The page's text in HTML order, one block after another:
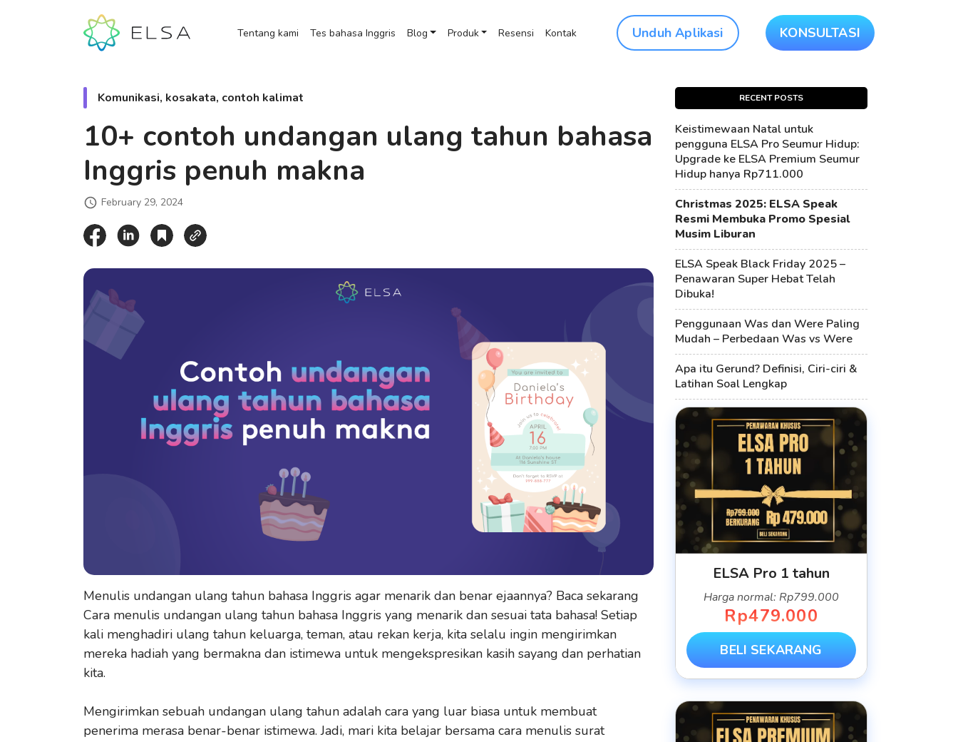
Tentang kami Tes bahasa Inggris Blog Produk Resensi Kontak Unduh Aplikasi KONSULTASI
Komunikasi, kosakata, contoh kalimat
10+ contoh undangan ulang tahun bahasa
Inggris penuh makna
February 29, 2024
Menulis undangan ulang tahun bahasa Inggris agar menarik dan benar ejaannya? Baca sekarang
Cara menulis undangan ulang tahun bahasa Inggris yang menarik dan sesuai tata bahasa! Setiap
kali menghadiri ulang tahun keluarga, teman, atau rekan kerja, kita selalu ingin mengirimkan
mereka hadiah yang bermakna dan istimewa untuk mengekspresikan kasih sayang dan perhatian
kita.
Mengirimkan sebuah undangan ulang tahun adalah cara yang luar biasa untuk membuat
penerima merasa benar-benar istimewa. Jadi, mari kita belajar bersama cara menulis surat
RECENT POSTS
Keistimewaan Natal untuk
pengguna ELSA Pro Seumur Hidup:
Upgrade ke ELSA Premium Seumur
Hidup hanya Rp711.000
Christmas 2025: ELSA Speak
Resmi Membuka Promo Spesial
Musim Liburan
ELSA Speak Black Friday 2025 –
Penawaran Super Hebat Telah
Dibuka!
Penggunaan Was dan Were Paling
Mudah – Perbedaan Was vs Were
Apa itu Gerund? Definisi, Ciri-ciri &
Latihan Soal Lengkap
ELSA Pro 1 tahun
Harga normal: Rp799.000
Rp479.000
BELI SEKARANG